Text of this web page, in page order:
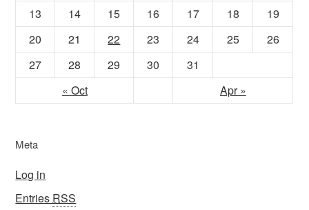
« Oct Apr »
13
14 15 16 17 18
19
20
21 22 23 24 25
26
27
28 29 30 31
Meta
Log in
Entries RSS